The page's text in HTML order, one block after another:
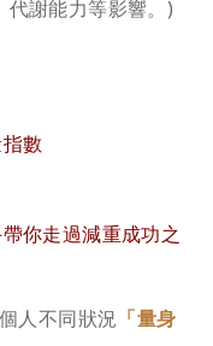
代謝能力等影響。)
數
你走過減重成功之
人不同狀況
「量身